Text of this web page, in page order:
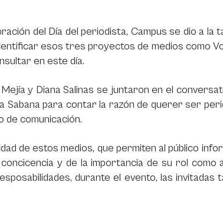
del Día del periodista, Campus se dio a
esos tres proyectos de medios como
en este día.
Mejía y Diana Salinas se juntaron en el
Sabana para contar la razón de querer ser
de comunicación.
de estos medios, que permiten al público
y de la importancia de su rol
durante el evento, las